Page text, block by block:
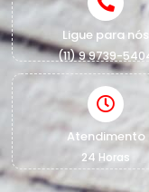
Ligue para nós
(11) 9 9739-
Atendimento
24 Horas